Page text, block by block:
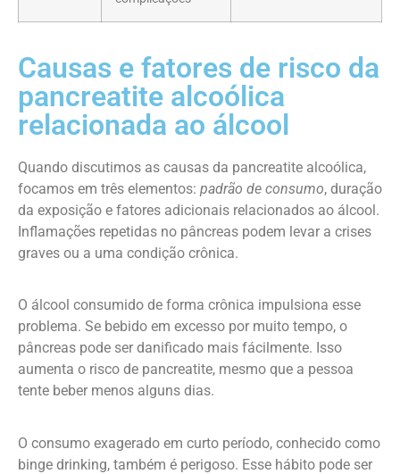
Causas e fatores de risco da
pancreatite alcoólica
relacionada ao álcool
Quando discutimos as causas da pancreatite alcoólica,
focamos em três elementos: padrão de consumo, duração
da exposição e fatores adicionais relacionados ao álcool.
Inflamações repetidas no pâncreas podem levar a crises
graves ou a uma condição crônica.
O álcool consumido de forma crônica impulsiona esse
problema. Se bebido em excesso por muito tempo, o
pâncreas pode ser danificado mais fácilmente. Isso
aumenta o risco de pancreatite, mesmo que a pessoa
tente beber menos alguns dias.
O consumo exagerado em curto período, conhecido como
binge drinking, também é perigoso. Esse hábito pode ser